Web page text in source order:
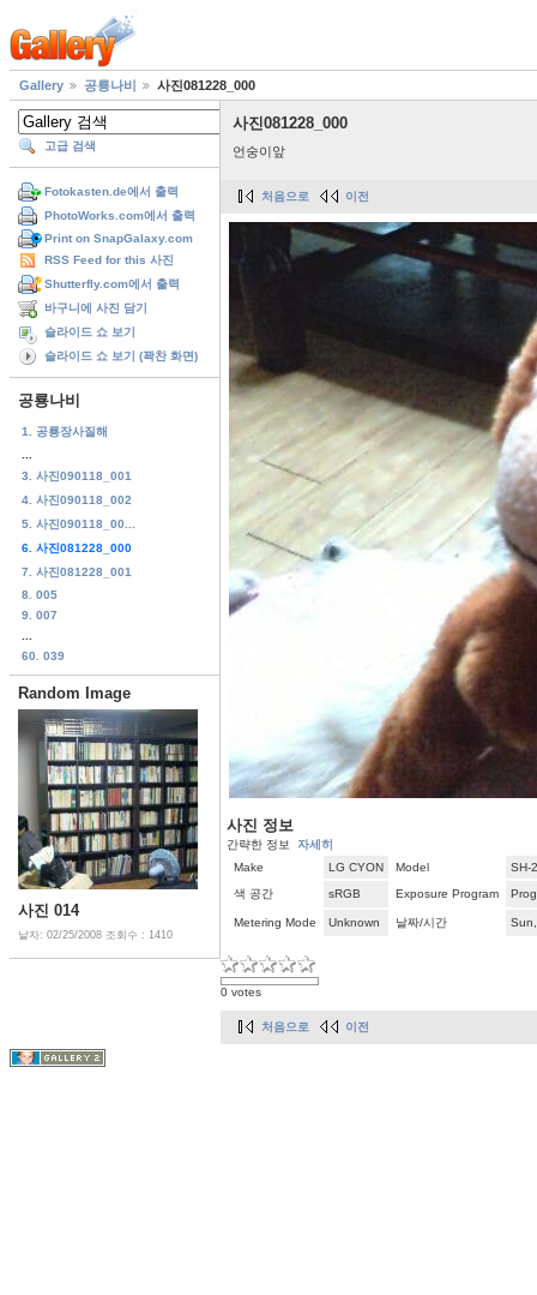
Gallery 공룡나비 사진081228_000
고급 검색
Fotokasten.de에서 출력
PhotoWorks.com에서 출력
Print on SnapGalaxy.com
RSS Feed for this 사진
Shutterfly.com에서 출력
바구니에 사진 담기
슬라이드 쇼 보기
슬라이드 쇼 보기 (꽉찬 화면)
공룡나비
1. 공룡장사질해
3. 사진090118_001
4. 사진090118_002
5. 사진090118_00...
6. 사진081228_000
7. 사진081228_001
8. 005
9. 007
60. 039
Random Image
사진 014
날자: 02/25/2008 조회수 : 1410
사진081228_000
언숭이앞
처음으로 이전
사진 정보
간략한 정보 자세히
Make
LG CYON Model
SH-
색 공간
sRGB Exposure Program
Metering Mode Unknown 날짜/시간
0 votes
처음으로 이전